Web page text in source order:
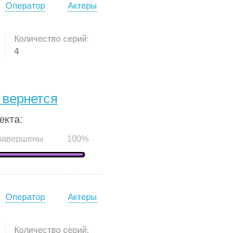
Оператор Актеры
Количество серий:
4
100%
Оператор Актеры
Количество серий: